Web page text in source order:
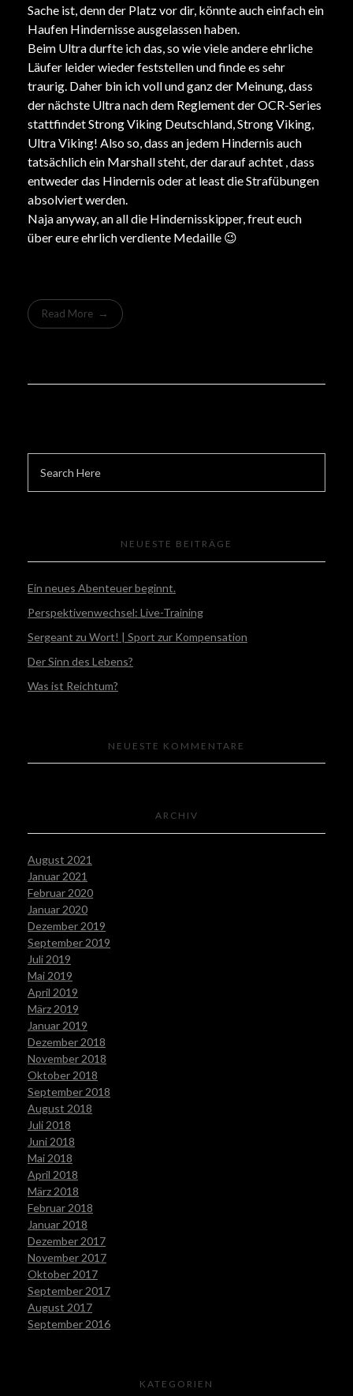
Sache ist, denn der Platz vor dir, könnte auch einfach ein
Haufen Hindernisse ausgelassen haben.
Beim Ultra durfte ich das, so wie viele andere ehrliche
Läufer leider wieder feststellen und finde es sehr
traurig. Daher bin ich voll und ganz der Meinung, dass
der nächste Ultra nach dem Reglement der OCR-Series
stattfindetStrong Viking Deutschland,Strong Viking,
Ultra Viking! Also so, dass an jedem Hindernis auch
tatsächlich ein Marshall steht, der darauf achtet , dass
entweder das Hindernis oder at least die Strafübungen
absolviert werden.
Naja anyway, an all die Hindernisskipper, freut euch
über eure ehrlich verdiente Medaille 😉
Read More
NEUESTE BEITRÄGE
Ein neues Abenteuer beginnt.
Perspektivenwechsel: Live-Training
Sergeant zu Wort! | Sport zur Kompensation
Der Sinn des Lebens?
Was ist Reichtum?
NEUESTE KOMMENTARE
ARCHIV
August 2021
Januar 2021
Februar 2020
Januar 2020
Dezember 2019
September 2019
Juli 2019
Mai 2019
April 2019
März 2019
Januar 2019
Dezember 2018
November 2018
Oktober 2018
September 2018
August 2018
Juli 2018
Juni 2018
Mai 2018
April 2018
März 2018
Februar 2018
Januar 2018
Dezember 2017
November 2017
Oktober 2017
September 2017
August 2017
September 2016
KATEGORIEN